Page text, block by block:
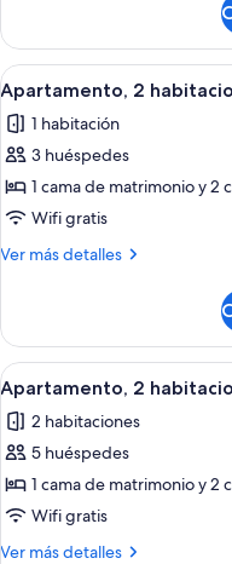
al
mar
(1+4)
2
habitaciones,
vistas
mar
(1+4)
Abrir
todas
las
fotos
de
Apartamento,
2
al
mar
(2+1)
9
Apartamento, 2
1 habitación
3 huéspedes
1 cama de matrimonio y 2
Wifi gratis
Ver más detalles
Más
2
habitaciones,
vistas
mar
(2+1)
Abrir
todas
las
fotos
de
Apartamento,
2
9
Apartamento, 2
2 habitaciones
5 huéspedes
1 cama de matrimonio y 2
Wifi gratis
Ver más detalles
Más